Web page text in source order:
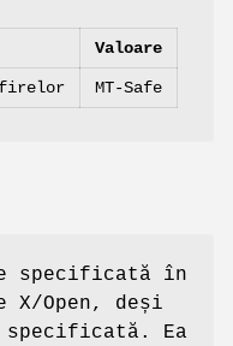
Valoare
firelor MT-Safe
specificată în
Open, deși
specificată. Ea